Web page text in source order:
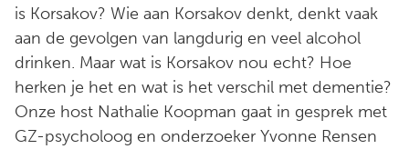
is Korsakov? Wie aan Korsakov denkt, denkt vaak
aan de gevolgen van langdurig en veel alcohol
drinken. Maar wat is Korsakov nou echt? Hoe
herken je het en wat is het verschil met dementie?
Onze host Nathalie Koopman gaat in gesprek met
GZ-psycholoog en onderzoeker Yvonne Rensen